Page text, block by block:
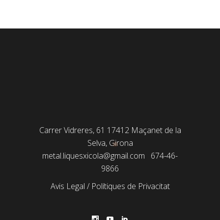
Carrer Vidreres, 61 17412 Maçanet de la
Selva, Girona
metal.liquesxicola@gmail.com
674-46-
9866
Avis Legal / Polítiques de Privacitat